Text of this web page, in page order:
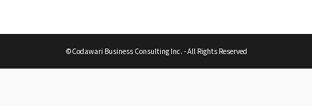
©Codawari Business Consulting Inc. - All Rights Reserved